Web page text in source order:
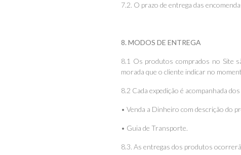
7.2. O prazo de entrega das
8. MODOS DE ENTREGA
8.1 Os produtos comprados no Site
morada que o cliente indicar no
8.2 Cada expedição é acompanhada
• Venda a Dinheiro com descrição do
• Guia de Transporte.
8.3. As entregas dos produtos